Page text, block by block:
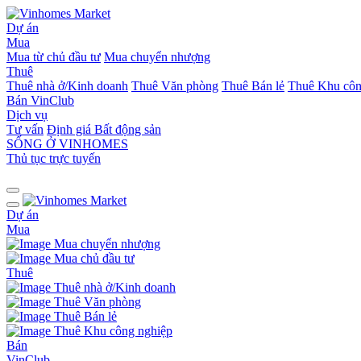
Dự án
Mua
Mua từ chủ đầu tư Mua chuyển nhượng
Thuê
Thuê nhà ở/Kinh doanh Thuê Văn phòng Thuê Bán lẻ Thuê Khu
Bán VinClub
Dịch vụ
Tư vấn Định giá Bất động sản
SỐNG Ở VINHOMES
Thủ tục trực tuyến
Dự án
Mua
Mua chuyển nhượng
Mua chủ đầu tư
Thuê
Thuê nhà ở/Kinh doanh
Thuê Văn phòng
Thuê Bán lẻ
Thuê Khu công nghiệp
Bán